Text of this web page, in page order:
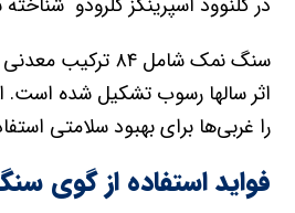
سنگ نمک شامل ۸۴
اثر سالها رسوب تشکیل شده
را غربی‌ها برای بهبود سلامتی
فواید استفاده از گوی